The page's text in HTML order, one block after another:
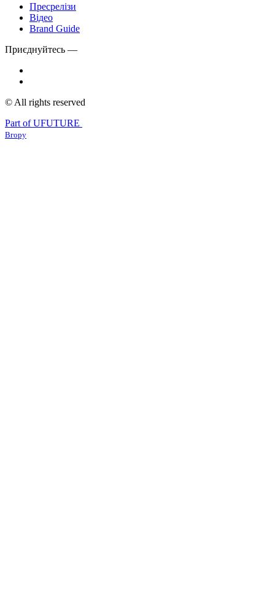
Пресрелізи
Відео
Brand Guide
Приєднуйтесь —
© All rights reserved
Part of UFUTURE
Вгору